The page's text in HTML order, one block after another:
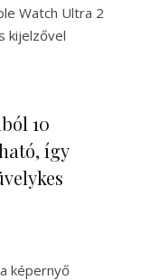
Watch Ultra 2
kijelzővel
10
így
képernyő